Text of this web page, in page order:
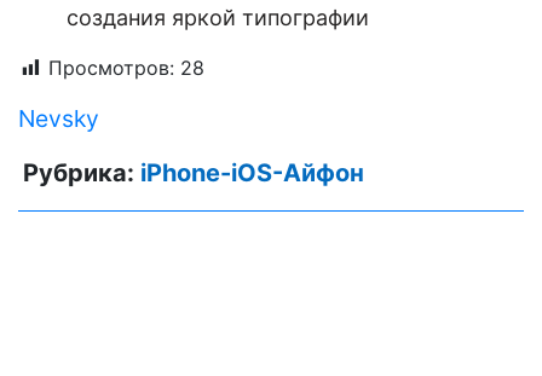
создания яркой типографии
Просмотров: 28
Nevsky
Рубрика: iPhone-iOS-Айфон